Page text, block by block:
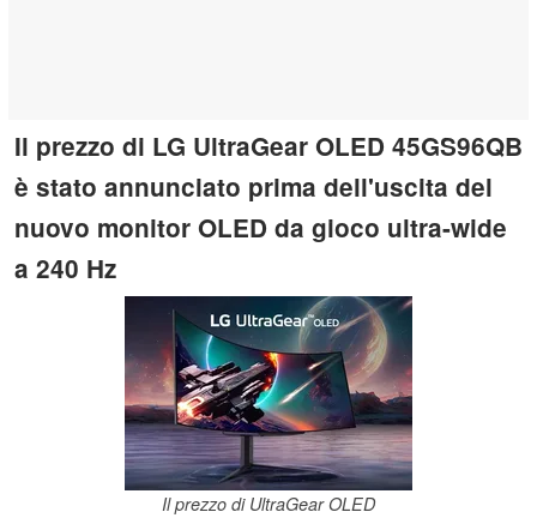
Il prezzo di LG UltraGear OLED 45GS96QB
è stato annunciato prima dell'uscita del
nuovo monitor OLED da gioco ultra-wide
a 240 Hz
Il prezzo di UltraGear OLED